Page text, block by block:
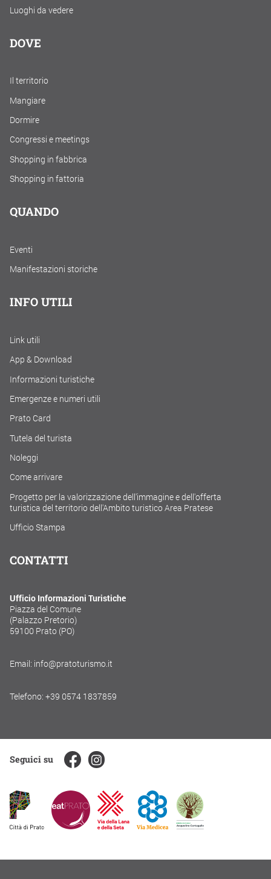
Luoghi da vedere
DOVE
Il territorio
Mangiare
Dormire
Congressi e meetings
Shopping in fabbrica
Shopping in fattoria
QUANDO
Eventi
Manifestazioni storiche
INFO UTILI
Link utili
App & Download
Informazioni turistiche
Emergenze e numeri utili
Prato Card
Tutela del turista
Noleggi
Come arrivare
Progetto per la valorizzazione dell'immagine e dell'offerta
turistica del territorio dell'Ambito turistico Area Pratese
Ufficio Stampa
CONTATTI
Ufficio Informazioni Turistiche
Piazza del Comune
(Palazzo Pretorio)
59100 Prato (PO)
Email: info@pratoturismo.it
Telefono: +39 0574 1837859
Seguici su